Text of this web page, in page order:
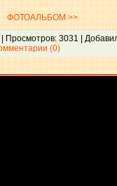
ФОТОАЛЬБОМ >>
| Просмотров: 3031 |
(0)